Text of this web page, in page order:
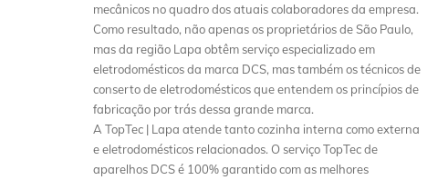
mecânicos no quadro dos atuais colaboradores da empresa.
Como resultado, não apenas os proprietários de São Paulo,
mas da região Lapa obtêm serviço especializado em
eletrodomésticos da marca DCS, mas também os técnicos de
conserto de eletrodomésticos que entendem os princípios de
fabricação por trás dessa grande marca.
A TopTec | Lapa atende tanto cozinha interna como externa
e eletrodomésticos relacionados. O serviço TopTec de
aparelhos DCS é 100% garantido com as melhores